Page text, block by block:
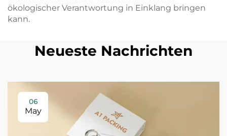
ökologischer Verantwortung in Einklang bringen
kann.
Neueste Nachrichten
06
May